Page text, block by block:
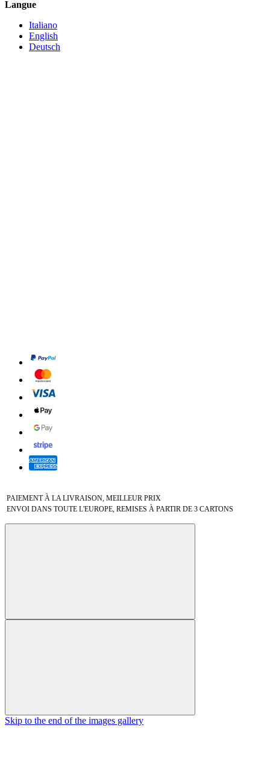
Langue
Italiano
English
Deutsch
PAIEMENT À LA LIVRAISON, MEILLEUR PRIX
ENVOI DANS TOUTE L'EUROPE, REMISES À PARTIR DE 3 CARTONS
Skip to the end of the images gallery